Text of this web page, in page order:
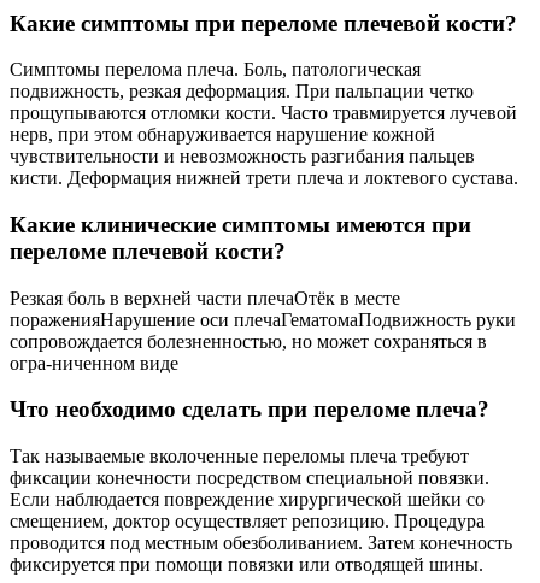
Какие симптомы при переломе плечевой кости?
Симптомы перелома плеча. Боль, патологическая
подвижность, резкая деформация. При пальпации четко
прощупываются отломки кости. Часто травмируется лучевой
нерв, при этом обнаруживается нарушение кожной
чувствительности и невозможность разгибания пальцев
кисти. Деформация нижней трети плеча и локтевого сустава.
Какие клинические симптомы имеются при
переломе плечевой кости?
Резкая боль в верхней части плечаОтёк в месте
пораженияНарушение оси плечаГематомаПодвижность руки
сопровождается болезненностью, но может сохраняться в
огра-ниченном виде
Что необходимо сделать при переломе плеча?
Так называемые вколоченные переломы плеча требуют
фиксации конечности посредством специальной повязки.
Если наблюдается повреждение хирургической шейки со
смещением, доктор осуществляет репозицию. Процедура
проводится под местным обезболиванием. Затем конечность
фиксируется при помощи повязки или отводящей шины.